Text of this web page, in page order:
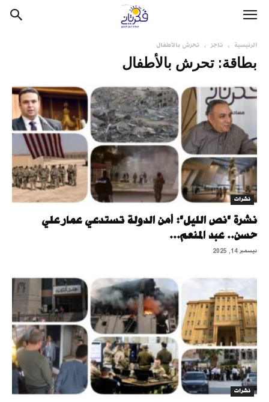
الرئيسية تاجز تحرش بالأطفال
بطاقة: تحرش بالأطفال
نشرات
نشرة "نص الليل": أمن الدولة تستدعي عمار علي
حسن.. عبد المنعم...
ديسمبر 14, 2025
نشرات